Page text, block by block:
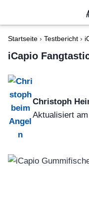
Startseite › Testbericht ›
iCapio
Christoph
Aktualisiert